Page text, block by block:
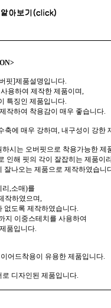
핏]제품설명입니다.
용하여 제작한 제품이며,
특징인 제품입니다.
작하여 착용감이 매우 좋습니다.
축에 매우 강하며, 내구성이 강한
시는 오버핏으로 착용가능한 제
인해 핏의 각이 잘잡히는 제품이
잘나오는 제품으로 제작하였습니
리,소매)를
작하였으며,
없도록 제작하였습니다.
지 이중스테치를 사용하여
품입니다.
어드착용이 유용한 제품입니다.
디자인된 제품입니다.